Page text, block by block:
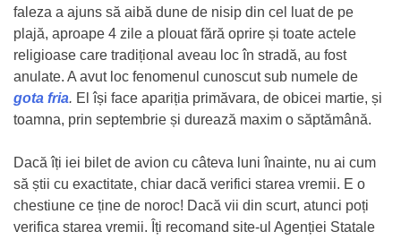
faleza a ajuns să aibă dune de nisip din cel luat de pe
plajă, aproape 4 zile a plouat fără oprire și toate actele
religioase care tradițional aveau loc în stradă, au fost
anulate. A avut loc fenomenul cunoscut sub numele de
gota fria. El își face apariția primăvara, de obicei martie, și
toamna, prin septembrie și durează maxim o săptămână.
Dacă îți iei bilet de avion cu câteva luni înainte, nu ai cum
să știi cu exactitate, chiar dacă verifici starea vremii. E o
chestiune ce ține de noroc! Dacă vii din scurt, atunci poți
verifica starea vremii. Îți recomand site-ul Agenției Statale